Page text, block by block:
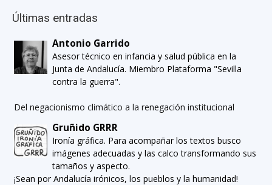
Últimas entradas
Antonio Garrido
Asesor técnico en infancia y salud pública en la
Junta de Andalucía. Miembro Plataforma "Sevilla
contra la guerra".
Del negacionismo climático a la renegación institucional
Gruñido GRRR
Ironía gráfica. Para acompañar los textos busco
imágenes adecuadas y las calco transformando sus
tamaños y aspecto.
¡Sean por Andalucía irónicos, los pueblos y la humanidad!